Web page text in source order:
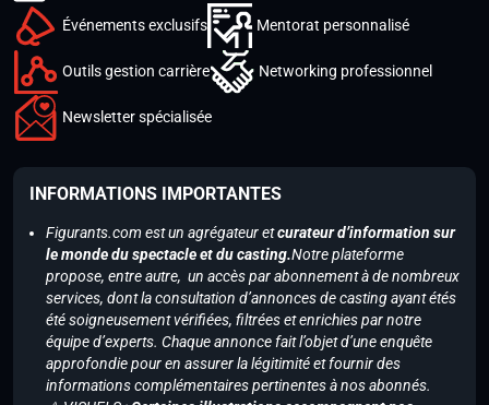
Événements exclusifs Mentorat personnalisé
Outils gestion carrière Networking professionnel
Newsletter spécialisée
INFORMATIONS IMPORTANTES
Figurants.com est un agrégateur etcurateur d’information sur
le monde du spectacle et du casting.Notre plateforme
propose, entre autre, un accès par abonnement à de nombreux
services, dont la consultation d’annonces de casting ayant étés
été soigneusement vérifiées, filtrées et enrichies par notre
équipe d’experts. Chaque annonce fait l’objet d’une enquête
approfondie pour en assurer la légitimité et fournir des
informations complémentaires pertinentes à nos abonnés.